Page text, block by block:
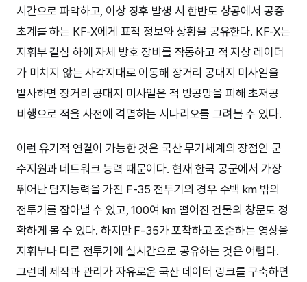
시간으로 파악하고, 이상 징후 발생 시 한반도 상공에서 공중
초계를 하는 KF-X에게 표적 정보와 상황을 공유한다. KF-X는
지휘부 결심 하에 자체 방호 장비를 작동하고 적 지상 레이더
가 미치지 않는 사각지대로 이동해 장거리 공대지 미사일을
발사하면 장거리 공대지 미사일은 적 방공망을 피해 초저공
비행으로 적을 사전에 격멸하는 시나리오를 그려볼 수 있다.
이런 유기적 연결이 가능한 것은 국산 무기체계의 장점인 군
수지원과 네트워크 능력 때문이다. 현재 한국 공군에서 가장
뛰어난 탐지능력을 가진 F-35 전투기의 경우 수백 km 밖의
전투기를 잡아낼 수 있고, 100여 km 떨어진 건물의 창문도 정
확하게 볼 수 있다. 하지만 F-35가 포착하고 조준하는 영상을
지휘부나 다른 전투기에 실시간으로 공유하는 것은 어렵다.
그런데 제작과 관리가 자유로운 국산 데이터 링크를 구축하면